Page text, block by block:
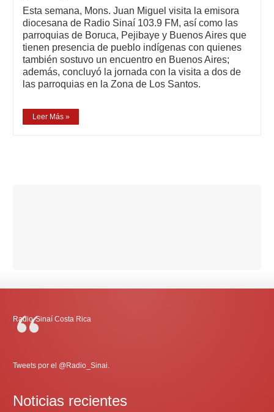
Esta semana, Mons. Juan Miguel visita la emisora
diocesana de Radio Sinaí 103.9 FM, así como las
parroquias de Boruca, Pejibaye y Buenos Aires que
tienen presencia de pueblo indígenas con quienes
también sostuvo un encuentro en Buenos Aires;
además, concluyó la jornada con la visita a dos de
las parroquias en la Zona de Los Santos.
Leer Más »
Radio-Sinaí Costa Rica
Tweets por el @Radio_Sinai.
Noticias recientes